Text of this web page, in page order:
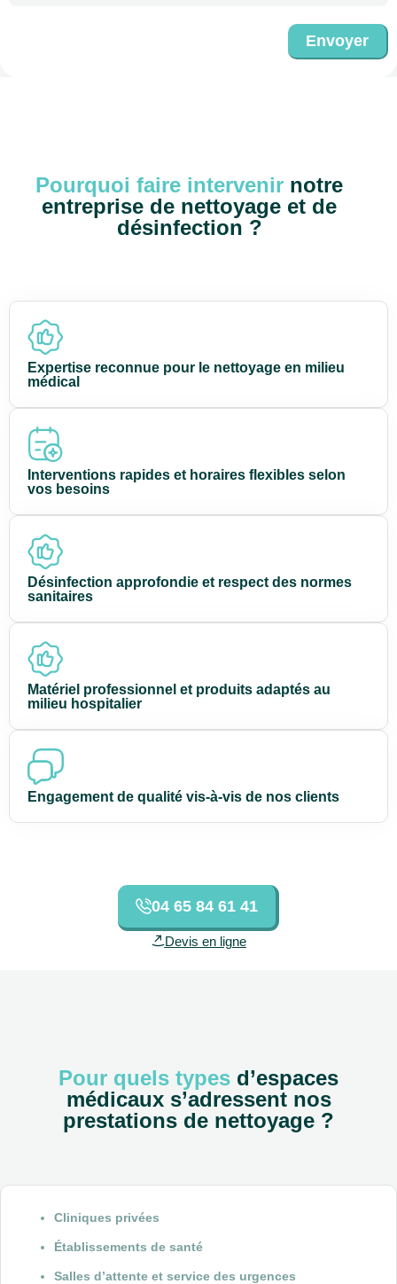
Envoyer
Pourquoi faire intervenir notre
entreprise de nettoyage et de
désinfection ?
Expertise reconnue pour le nettoyage en milieu
médical
Interventions rapides et horaires flexibles selon
vos besoins
Désinfection approfondie et respect des normes
sanitaires
Matériel professionnel et produits adaptés au
milieu hospitalier
Engagement de qualité vis-à-vis de nos clients
04 65 84 61 41
Devis en ligne
Pour quels types d’espaces
médicaux s’adressent nos
prestations de nettoyage ?
Cliniques privées
Établissements de santé
Salles d’attente et service des urgences